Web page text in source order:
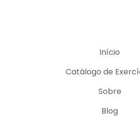
Início
Catálogo de
Sobre
Blog